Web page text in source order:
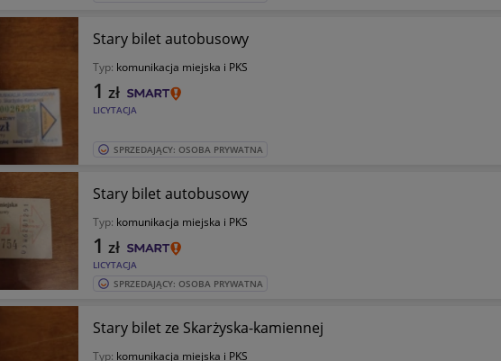
Stary bilet autobusowy
Typ: komunikacja miejska i PKS
LICYTACJA
1 zł
SPRZEDAJĄCY: OSOBA PRYWATNA
Stary bilet autobusowy
Typ: komunikacja miejska i PKS
LICYTACJA
1 zł
SPRZEDAJĄCY: OSOBA PRYWATNA
Stary bilet ze Skarżyska-kamiennej
Typ: komunikacja miejska i PKS